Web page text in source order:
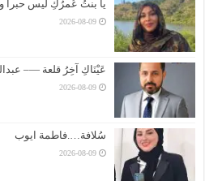
يا بنتُ عُمرُكِ ليس حبراً
2026-08-09
عَيْنَاكِ آخِرُ قلعة —–
2026-08-09
سُلافة….فاطمة ايوب
2026-08-09